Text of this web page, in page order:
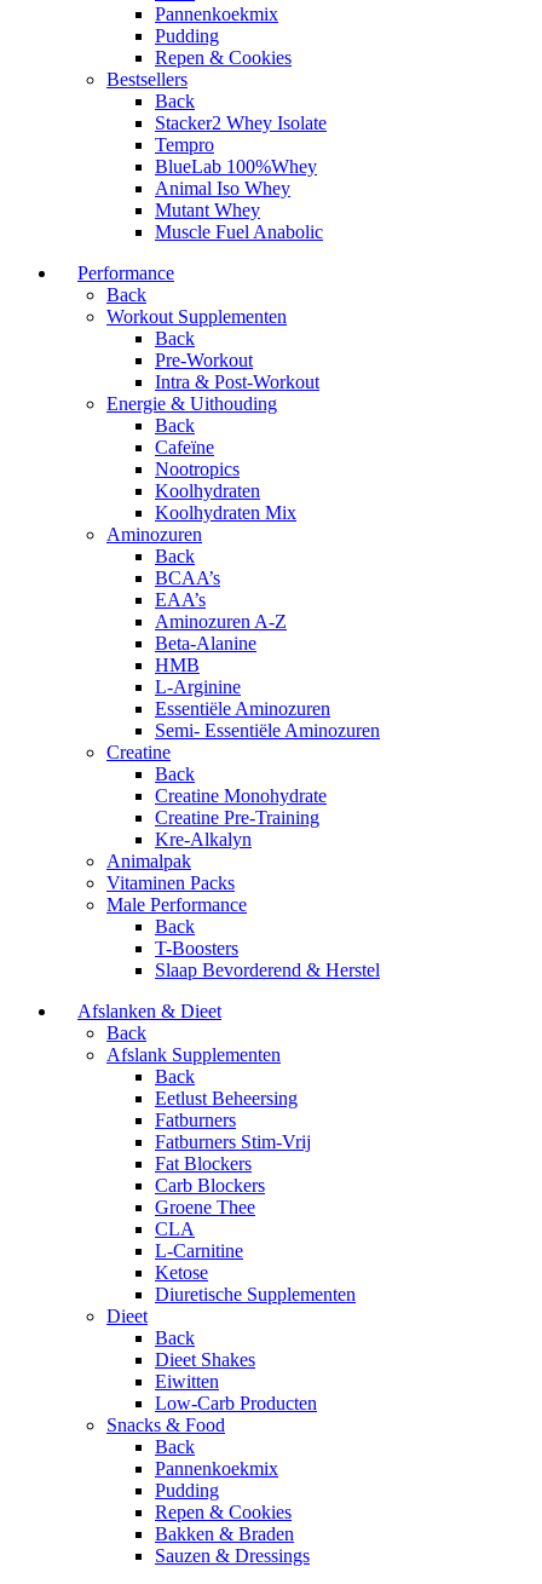
Pannenkoekmix
Pudding
Repen & Cookies
Bestsellers
Back
Stacker2 Whey Isolate
Tempro
BlueLab 100%Whey
Animal Iso Whey
Mutant Whey
Muscle Fuel Anabolic
Performance
Back
Workout Supplementen
Back
Pre-Workout
Intra & Post-Workout
Energie & Uithouding
Back
Cafeïne
Nootropics
Koolhydraten
Koolhydraten Mix
Aminozuren
Back
BCAA’s
EAA’s
Aminozuren A-Z
Beta-Alanine
HMB
L-Arginine
Essentiële Aminozuren
Semi- Essentiële Aminozuren
Creatine
Back
Creatine Monohydrate
Creatine Pre-Training
Kre-Alkalyn
Animalpak
Vitaminen Packs
Male Performance
Back
T-Boosters
Slaap Bevorderend & Herstel
Afslanken & Dieet
Back
Afslank Supplementen
Back
Eetlust Beheersing
Fatburners
Fatburners Stim-Vrij
Fat Blockers
Carb Blockers
Groene Thee
CLA
L-Carnitine
Ketose
Diuretische Supplementen
Dieet
Back
Dieet Shakes
Eiwitten
Low-Carb Producten
Snacks & Food
Back
Pannenkoekmix
Pudding
Repen & Cookies
Bakken & Braden
Sauzen & Dressings